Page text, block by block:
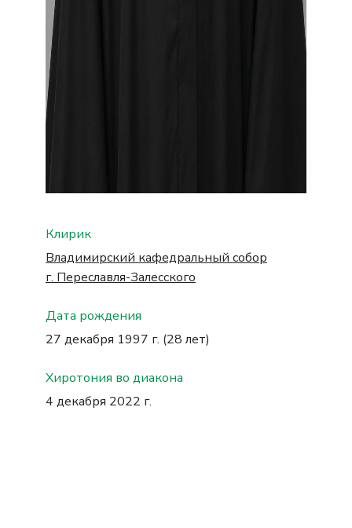
Клирик
Владимирский кафедральный собор
г. Переславля-Залесского
Дата рождения
27 декабря 1997 г. (28 лет)
Хиротония во диакона
4 декабря 2022 г.